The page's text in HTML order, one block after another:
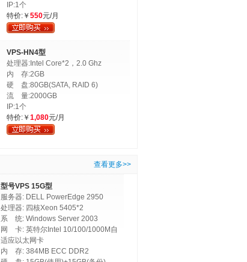
IP:1个
特价:￥ 550元/月
VPS-HN4型
处理器:Intel Core*2，2.0 Ghz
内 存:2GB
硬 盘:80GB(SATA, RAID 6)
流 量:2000GB
IP:1个
特价:￥ 1,080元/月
查看更多>>
型号VPS 15G型
服务器: DELL PowerEdge 2950
处理器: 四核Xeon 5405*2
系 统: Windows Server 2003
网 卡: 英特尔Intel 10/100/1000M自
适应以太网卡
内 存: 384MB ECC DDR2